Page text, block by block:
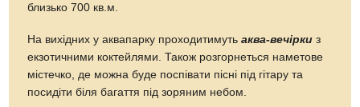
близько 700 кв.м.
На вихідних у аквапарку проходитимутьаква-вечірки з
екзотичними коктейлями. Також розгорнеться наметове
містечко, де можна буде поспівати пісні під гітару та
посидіти біля багаття під зоряним небом.